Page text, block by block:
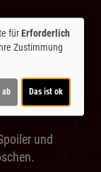
das Kino.
und
fürErforderlich
Zustimmung
ab Das ist ok